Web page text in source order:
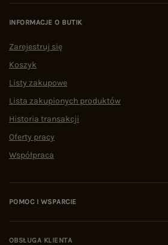
INFORMACJE O BUTIK
Zarejestruj się
Koszyk
Listy zakupowe
Lista zakupionych produktów
Historia transakcji
Oferty pracy
Współpraca
POMOC I WSPARCIE
OBSŁUGA KLIENTA